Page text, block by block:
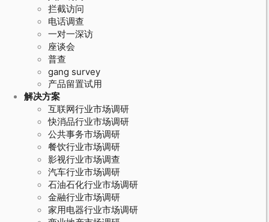
拦截访问
电话调查
一对一深访
座谈会
普查
gang survey
产品留置试用
解决方案
互联网行业市场调研
快消品行业市场调研
公共事务市场调研
餐饮行业市场调研
影视行业市场调查
汽车行业市场调研
石油石化行业市场调研
金融行业市场调研
家用电器行业市场调研
June 23, 2026
消费场景观察法的编码体系：消费者